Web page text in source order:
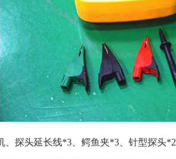
、探头延长线*3、鳄鱼夹*3、针型探头